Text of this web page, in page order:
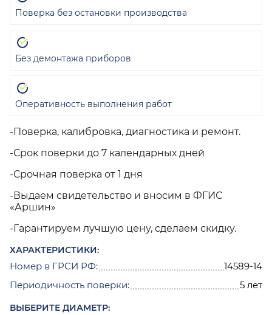
-Поверка, калибровка, диагностика и ремонт.
-Срок поверки до 7 календарных дней
-Срочная поверка от 1 дня
-Выдаем свидетельство и вносим в ФГИС
«Аршин»
-Гарантируем лучшую цену, сделаем скидку.
ХАРАКТЕРИСТИКИ:
Номер в ГРСИ РФ:
14589-14
Периодичность поверки:
5 лет
ВЫБЕРИТЕ ДИАМЕТР:
Поверка без остановки производства
Без демонтажа приборов
Оперативность выполнения работ